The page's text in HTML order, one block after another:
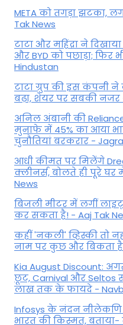
META को तगड़ा झटका,
Tak News
टाटा और महिंद्रा ने
और BYD को पछाड़ा; फिर
Hindustan
टाटा ग्रुप की इस कंपनी
बढ़ा, शेयर पर सबकी नजर
अनिल अंबानी की
मुनाफे में 45% का आया
चुनौतियां बरकरार -
आधी कीमत पर मिलेंगे
क्लीनर्स, बोलते ही पूरे घर
News
बिजली मीटर में लगीं
कर सकता है! - Aaj Tak
कहीं 'नकली' व्हिस्की तो
नाम पर कुछ और बिकता
Kia August Discount:
छूट, Carnival और Seltos
लाख तक के फायदे -
Infosys के नंदन
भारत की किस्मत,